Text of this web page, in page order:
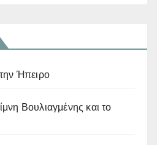
Ήπειρο
Βουλιαγμένης και το